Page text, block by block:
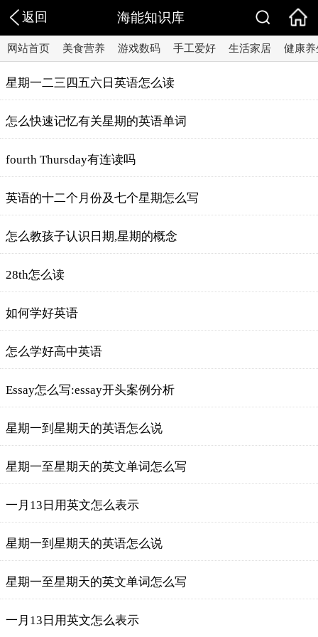
返回 海能知识库
网站首页 美食营养 游戏数码 手工爱好 生活家居 健康养
星期一二三四五六日英语怎么读
怎么快速记忆有关星期的英语单词
fourth Thursday有连读吗
英语的十二个月份及七个星期怎么写
怎么教孩子认识日期,星期的概念
28th怎么读
如何学好英语
怎么学好高中英语
Essay怎么写:essay开头案例分析
星期一到星期天的英语怎么说
星期一至星期天的英文单词怎么写
一月13日用英文怎么表示
星期一到星期天的英语怎么说
星期一至星期天的英文单词怎么写
一月13日用英文怎么表示